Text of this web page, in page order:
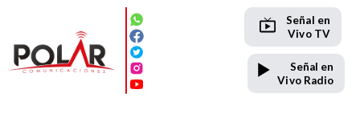
Señal en
Vivo TV
Señal en
Vivo Radio